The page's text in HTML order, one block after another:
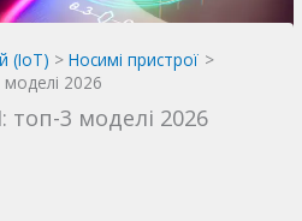
(IoT)
Носимі пристрої
2026
топ-3 моделі 2026